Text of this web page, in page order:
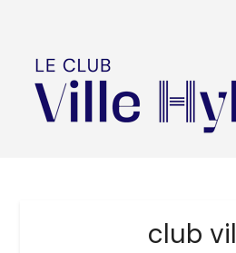
club